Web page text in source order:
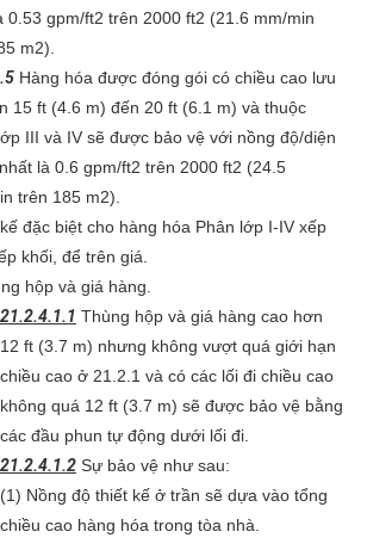
0.53 gpm/ft2 trên 2000 ft2 (21.6 mm/min
m2).
Hàng hóa được đóng gói có chiều cao lưu
15 ft (4.6 m) đến 20 ft (6.1 m) và thuộc
III và IV sẽ được bảo vệ với nồng độ/diện
là 0.6 gpm/ft2 trên 2000 ft2 (24.5
trên 185 m2).
đặc biệt cho hàng hóa Phân lớp I-IV xếp
khối, để trên giá.
hộp và giá hàng.
21.2.4.1.1 Thùng hộp và giá hàng cao hơn
12 ft (3.7 m) nhưng không vượt quá giới hạn
chiều cao ở 21.2.1 và có các lối đi chiều cao
không quá 12 ft (3.7 m) sẽ được bảo vệ bằng
các đầu phun tự động dưới lối đi.
21.2.4.1.2 Sự bảo vệ như sau:
(1) Nồng độ thiết kế ở trần sẽ dựa vào tổng
chiều cao hàng hóa trong tòa nhà.